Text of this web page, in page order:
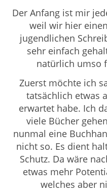
Der Anfang ist mir
weil wir hier
jugendlichen
sehr einfach
natürlich umso
Zuerst möchte ich
tatsächlich etwas
erwartet habe. Ich
viele Bücher
nunmal eine
nicht so. Es dient
Schutz. Da wäre
etwas mehr
welches aber